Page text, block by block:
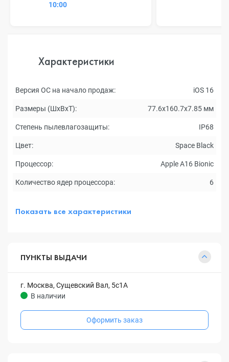
10:00
Характеристики
Версия ОС на начало продаж: iOS 16
Размеры (ШxВxТ): 77.6x160.7x7.85 мм
Степень пылевлагозащиты: IP68
Цвет: Space Black
Процессор: Apple A16 Bionic
Количество ядер процессора: 6
Показать все характеристики
ПУНКТЫ ВЫДАЧИ
г. Москва, Сущевский Вал, 5с1А
В наличии
Оформить заказ